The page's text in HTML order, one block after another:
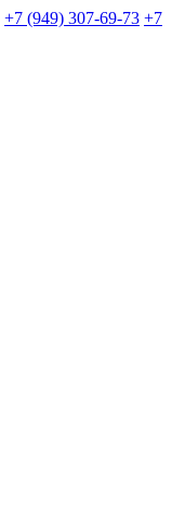
+7 (949) 307-69-73 +7